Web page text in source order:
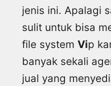
jenis ini. Apalagi
sulit untuk bisa
file system Vip
banyak sekali
jual yang